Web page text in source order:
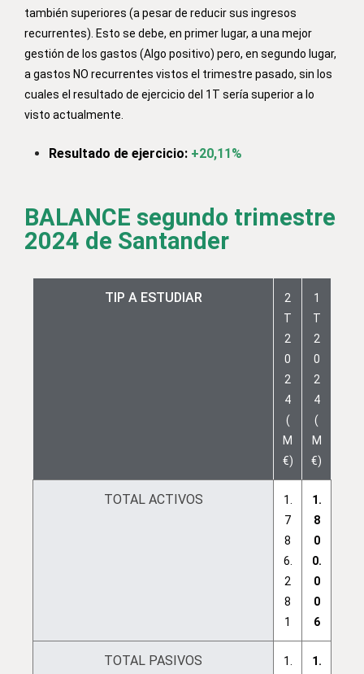
también superiores (a pesar de reducir sus ingresos
recurrentes). Esto se debe, en primer lugar, a una mejor
gestión de los gastos (Algo positivo) pero, en segundo lugar,
a gastos NO recurrentes vistos el trimestre pasado, sin los
cuales el resultado de ejercicio del 1T sería superior a lo
visto actualmente.
Resultado de ejercicio: +20,11%
BALANCE segundo trimestre
2024 de Santander
TIP A ESTUDIAR
2
T
2
0
2
4
(
M
€)
1
T
2
0
2
4
(
M
€)
TOTAL ACTIVOS
1.
7
8
6.
2
8
1
1.
8
0
0.
0
0
6
TOTAL PASIVOS
1.
1.